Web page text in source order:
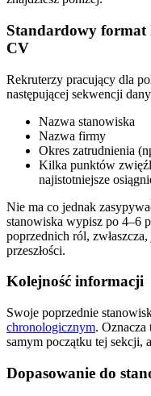
Standardowy
CV
Rekruterzy pracujący dla
następującej sekwencji
Nazwa stanowiska
Nazwa firmy
Okres zatrudnienia
Kilka punktów
najistotniejsze
Nie ma co jednak
stanowiska wypisz po 4–6
poprzednich ról,
przeszłości.
Kolejność informacji
Swoje poprzednie
chronologicznym. Oznacza
samym początku tej sekcji,
Dopasowanie do